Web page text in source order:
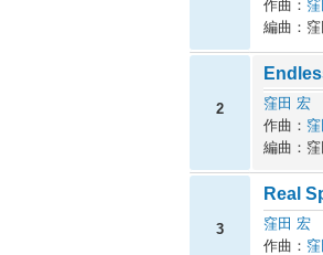
作曲：
編曲：
2
窪田 宏
作曲：
編曲：
3
Real
窪田 宏
作曲：